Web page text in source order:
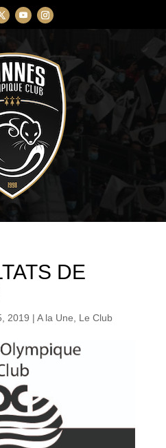
DE
2019 | A la Une, Le Club